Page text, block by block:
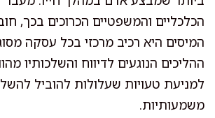
הכלכליים והמשפטיים הכרוכים בכך,
המיסים היא רכיב מרכזי בכל עסקה
ההליכים הנוגעים לדיווח והשלכותיו
למניעת טעויות שעלולות להוביל
משמעותיות.